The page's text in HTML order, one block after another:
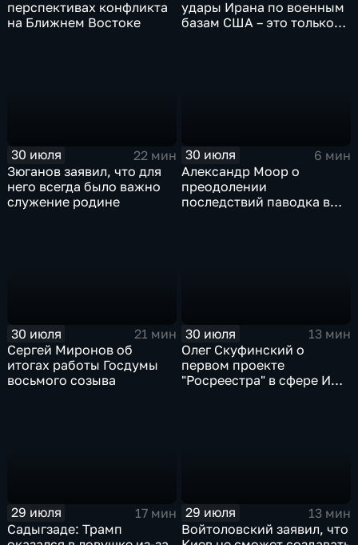
перспективах конфликта
на Ближнем Востоке
удары Ирана по военным
базам США – это только
30 июля
22 мин
Зюганов заявил, что для
него всегда было важно
служение родине
30 июля
6 мин
Александр Моор о
преодолении
последствий паводка в
30 июля
21 мин
Сергей Миронов об
итогах работы Госдумы
восьмого созыва
30 июля
13 мин
Олег Скуфинский о
первом проекте
"Росреестра" в сфере ИИ
29 июля
17 мин
Садыгзаде: Трамп
29 июля
13 мин
Войтоловский заявил, что